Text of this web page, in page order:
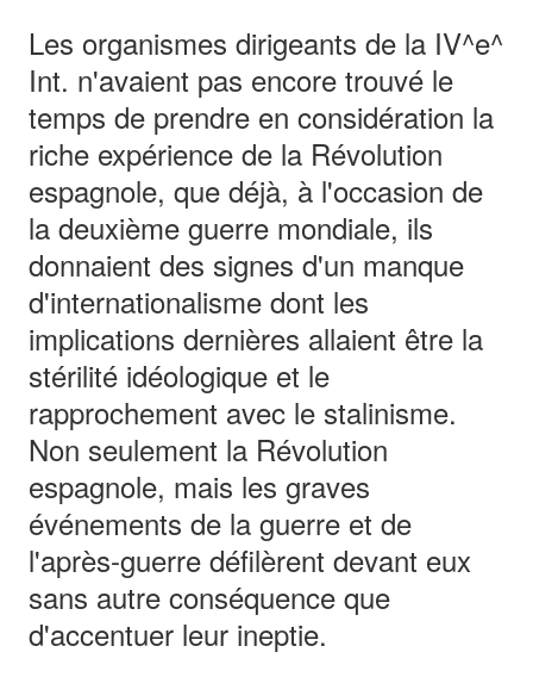
Les organismes dirigeants de la IV^e^
Int. n'avaient pas encore trouvé le
temps de prendre en considération la
riche expérience de la Révolution
espagnole, que déjà, à l'occasion de
la deuxième guerre mondiale, ils
donnaient des signes d'un manque
d'internationalisme dont les
implications dernières allaient être la
stérilité idéologique et le
rapprochement avec le stalinisme.
Non seulement la Révolution
espagnole, mais les graves
événements de la guerre et de
l'après-guerre défilèrent devant eux
sans autre conséquence que
d'accentuer leur ineptie.